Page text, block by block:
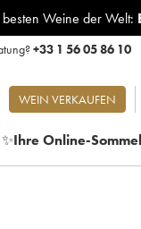
Weine der Welt:
+33 1 56 05 86 10
WEIN VERKAUFEN
✨Ihre Online-